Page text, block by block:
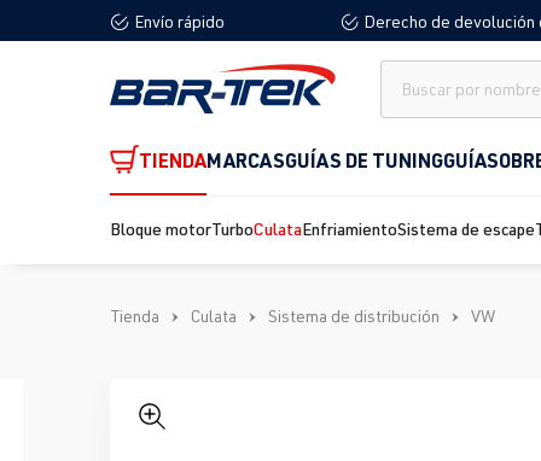
Saltar a la navegación principal
Envío rápido Derecho de devolución
TIENDAMARCASGUÍAS DE TUNINGGUÍA
Bloque motorTurboCulataEnfriamientoSistema de escape
Tienda Culata Sistema de distribución VW